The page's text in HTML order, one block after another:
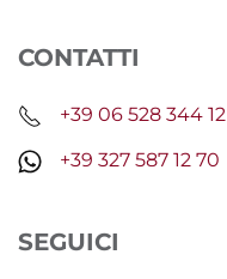
CONTATTI
+39 06 528 344 12
+39 327 587 12 70
SEGUICI